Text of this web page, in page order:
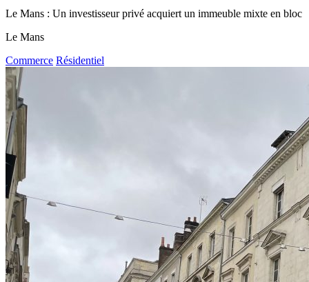
Le Mans : Un investisseur privé acquiert un immeuble mixte en bloc
Le Mans
Commerce Résidentiel